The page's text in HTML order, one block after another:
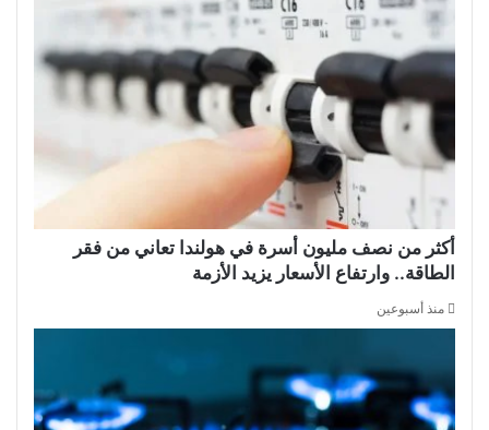
أكثر من نصف مليون أسرة في هولندا تعاني من فقر
الطاقة.. وارتفاع الأسعار يزيد الأزمة
منذ أسبوعين